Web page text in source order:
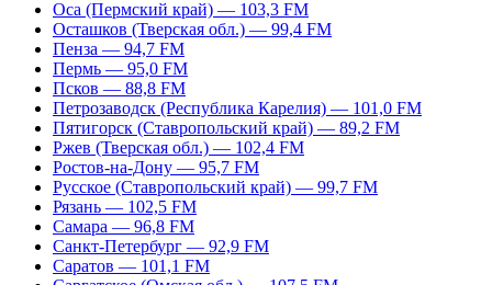
Оса (Пермский край) — 103,3 FM
Осташков (Тверская обл.) — 99,4 FM
Пенза — 94,7 FM
Пермь — 95,0 FM
Псков — 88,8 FM
Петрозаводск (Республика Карелия) — 101,0 FM
Пятигорск (Ставропольский край) — 89,2 FM
Ржев (Тверская обл.) — 102,4 FM
Ростов-на-Дону — 95,7 FM
Русское (Ставропольский край) — 99,7 FM
Рязань — 102,5 FM
Самара — 96,8 FM
Санкт-Петербург — 92,9 FM
Саратов — 101,1 FM